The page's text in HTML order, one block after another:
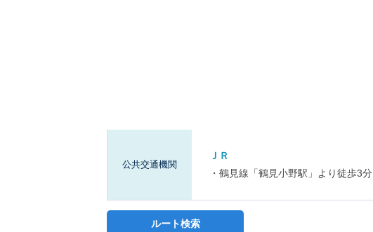
公共交通機関
ＪＲ
・鶴見線「鶴見小野駅」より徒歩3分
ルート検索